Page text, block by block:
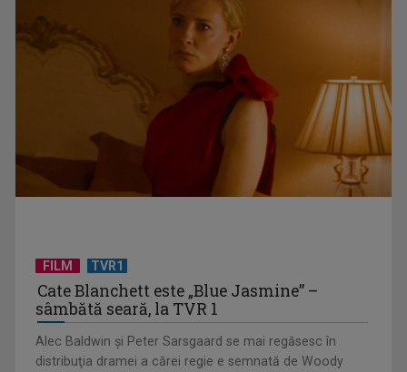
Protest de amploare al fermierilor în Capitală
România, pe primul loc în clasamentul mondial al consumului
de alcool, ...
FILM TVR1
Cate Blanchett este „Blue Jasmine” –
sâmbătă seară, la TVR 1
Alec Baldwin şi Peter Sarsgaard se mai regăsesc în
distribuţia dramei a cărei regie e semnată de Woody